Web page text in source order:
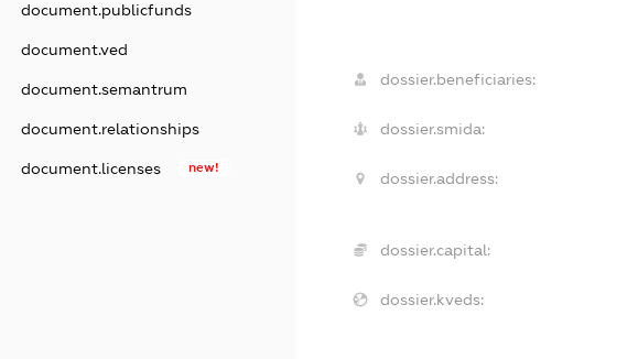
document.publicfunds
document.ved
document.semantrum
document.relationships
document.licenses new!
dossier.beneficiaries:
dossier.smida:
dossier.address:
dossier.capital:
dossier.kveds: